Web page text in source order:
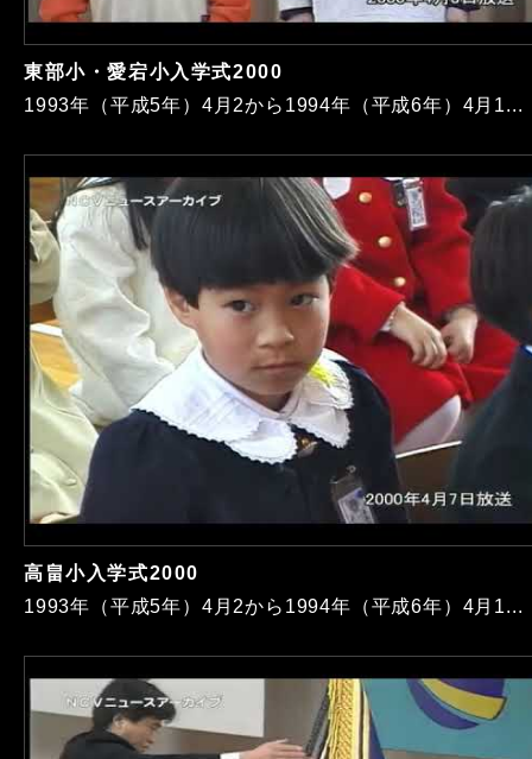
東部小・愛宕小入学式2000
1993年（平成5年）4月2から1994年（平成6年）4月1...
高畠小入学式2000
1993年（平成5年）4月2から1994年（平成6年）4月1...